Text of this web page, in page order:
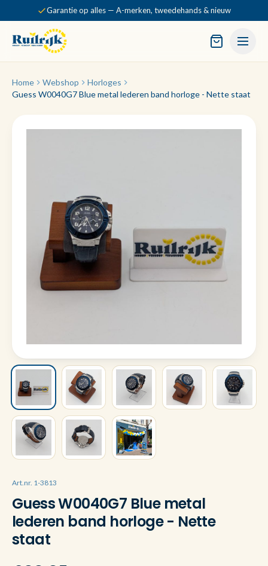
Garantie op alles — A-merken, tweedehands & nieuw
Home Webshop
Horloges
Guess W0040G7 Blue metal lederen band horloge - Nette staat
Art.nr. 1-3813
Guess W0040G7 Blue metal
lederen band horloge - Nette
staat